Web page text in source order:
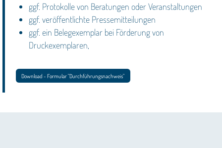
ggf. Protokolle von Beratungen oder Veranstaltungen
ggf. veröffentlichte Pressemitteilungen
ggf. ein Belegexemplar bei Förderung von
Druckexemplaren,
Download - Formular "Durchführungsnachweis"